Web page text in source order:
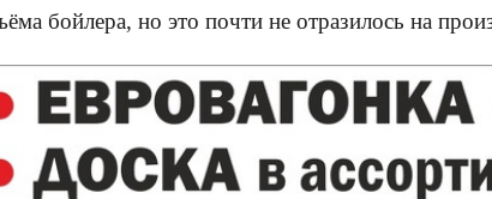
бойлера, но это почти не отразилось на